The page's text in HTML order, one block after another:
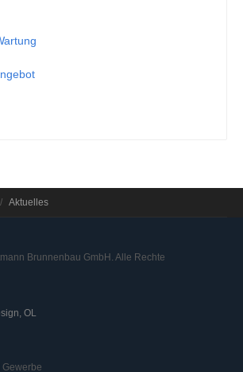
Aktuelles
Brunnenbau GmbH. Alle Rechte
OL
Gewerbe